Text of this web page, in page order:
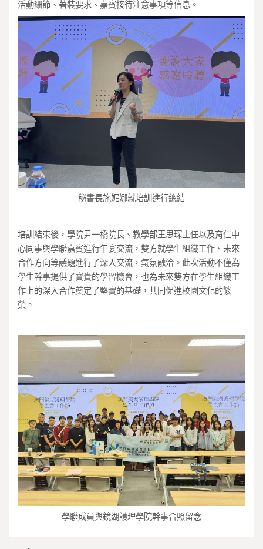
活動細節、著裝要求、嘉賓接待注意事項等信息。
秘書長施妮娜就培訓進行總結
培訓結束後，學院尹一橋院長、教學部王思琛主任以及育仁中
心同事與學聯嘉賓進行午宴交流，雙方就學生組織工作、未來
合作方向等議題進行了深入交流，氣氛融洽。此次活動不僅為
學生幹事提供了寶貴的學習機會，也為未來雙方在學生組織工
作上的深入合作奠定了堅實的基礎，共同促進校園文化的繁
榮。
學聯成員與鏡湖護理學院幹事合照留念